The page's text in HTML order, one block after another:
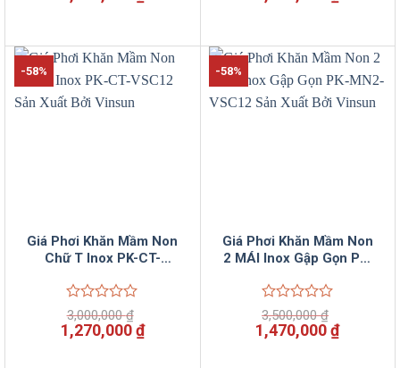
hạng
sao
gốc
2,700,000 ₫.
hiện
là:
1,950,000 ₫.
hạng
sao
gốc
4,700,000 ₫.
hiện
là:
-58%
Giá Phơi Khăn Mầm Non
Chữ T Inox PK-CT-
Vinsun
Được
xếp
hạng
3,000,000₫
Giá
gốc
1,270,000₫Giá
hiện
-58%
Giá Phơi Khăn Mầm Non
2 MÁI Inox Gập Gọn PK-
Bởi Vinsun
Được
xếp
hạng
3,500,000₫
Giá
gốc
1,470,000₫Giá